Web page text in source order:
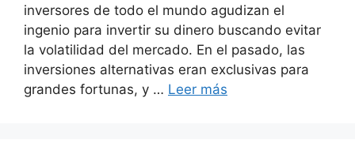
inversores de todo el mundo agudizan el
ingenio para invertir su dinero buscando evitar
la volatilidad del mercado. En el pasado, las
inversiones alternativas eran exclusivas para
grandes fortunas, y … Leer más